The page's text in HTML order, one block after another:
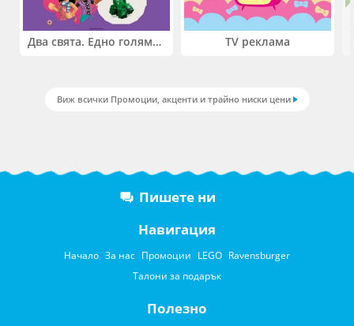
Два свята. Едно голямо приключение. Купи 2 продукта LEGO® Friends и/или LEGO® Minecraft и вземи -27% TV реклама
Виж всички Промоции, акценти и трайно ниски цени
Пишете ни
Навигация
Начало За нас Промоции LEGO Ravensburger
Талони за подарък
Полезно